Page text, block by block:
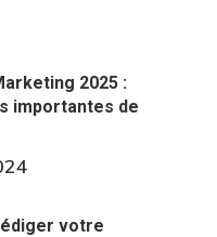
2025 :
importantes de
votre